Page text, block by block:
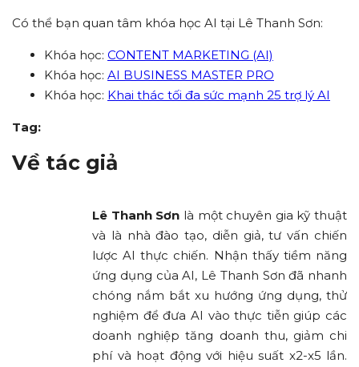
Có thể bạn quan tâm khóa học AI tại Lê Thanh Sơn:
Khóa học: CONTENT MARKETING (AI)
Khóa học: AI BUSINESS MASTER PRO
Khóa học: Khai thác tối đa sức mạnh 25 trợ lý AI
Tag:
Về tác giả
Lê Thanh Sơn là một chuyên gia kỹ thuật
và là nhà đào tạo, diễn giả, tư vấn chiến
lược AI thực chiến. Nhận thấy tiềm năng
ứng dụng của AI, Lê Thanh Sơn đã nhanh
chóng nắm bắt xu hướng ứng dụng, thử
nghiệm để đưa AI vào thực tiễn giúp các
doanh nghiệp tăng doanh thu, giảm chi
phí và hoạt động với hiệu suất x2-x5 lần.